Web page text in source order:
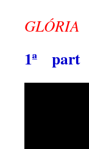
GLÓRIA
1ª part